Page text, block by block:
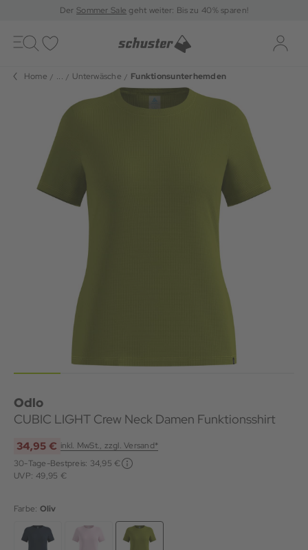
DerSommer Sale geht weiter: Bis zu 40% sparen!
Toggle
navigation
Home ... Unterwäsche Funktionsunterhemden
Odlo
CUBIC LIGHT Crew Neck Damen Funktionsshirt
34,95 € inkl. MwSt., zzgl. Versand*
30-Tage-Bestpreis: 34,95 €
UVP: 49,95 €
Farbe: Oliv